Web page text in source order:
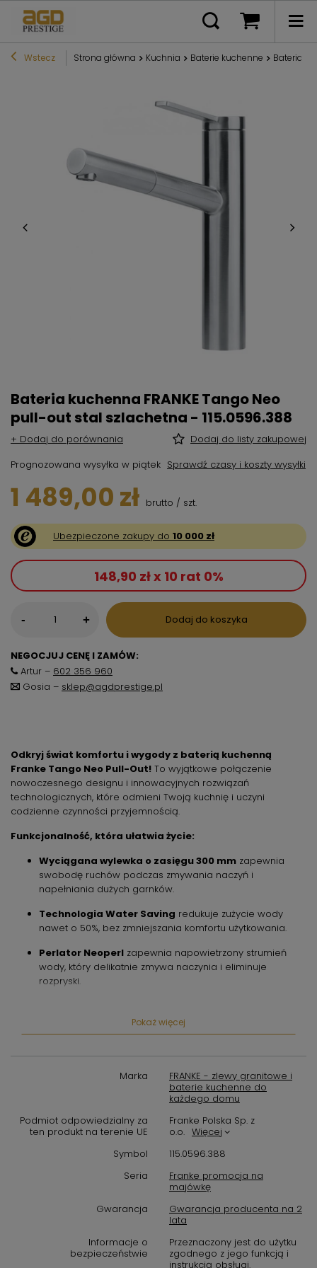
Wstecz Strona główna Kuchnia Baterie kuchenne Bateria
Bateria kuchenna FRANKE Tango Neo
pull-out stal szlachetna - 115.0596.388
+ Dodaj do porównania
Dodaj do listy zakupowej
Prognozowana wysyłka w piątek Sprawdź czasy i koszty wysyłki
1 489,00 zł brutto / szt.
Ubezpieczone zakupy do 10 000 zł
148,90 zł x 10 rat 0%
- + Dodaj do koszyka
NEGOCJUJ CENĘ I ZAMÓW:
Artur – 602 356 960
Gosia – sklep@agdprestige.pl
Odkryj świat komfortu i wygody z baterią kuchenną
Franke Tango Neo Pull-Out! To wyjątkowe połączenie
nowoczesnego designu i innowacyjnych rozwiązań
technologicznych, które odmieni Twoją kuchnię i uczyni
codzienne czynności przyjemnością.
Funkcjonalność, która ułatwia życie:
Wyciągana wylewka o zasięgu 300 mm zapewnia
swobodę ruchów podczas zmywania naczyń i
napełniania dużych garnków.
Technologia Water Saving redukuje zużycie wody
nawet o 50%, bez zmniejszania komfortu użytkowania.
Perlator Neoperl zapewnia napowietrzony strumień
wody, który delikatnie zmywa naczynia i eliminuje
rozpryski.
temperatury i przepływu wody,a także wysoką
odporność na zużycie,co zapewnia długoletnią
za pomocą gwintowanego mocowania
pozwala na bezproblemową instalację baterii bez
potrzeby używania specjalistycznych narzędzi.
Łatwe czyszczenie dzięki gładkiej powierzchni ze stali
nierdzewnej sprawia,
że bateria zawsze wygląda
Design baterii Franke, który zachwyca
Prezentowana bateria kuchenna Franke Tango Neo Pull-Out to
ale również elegancki wygląd,
doskonale wpasuje się w aranżację każdej kuchni.
Ponadczasowy design ze stali nierdzewnej nadaje baterii
nowoczesnego charakteru i sprawia,że staje się ona
Pokaż więcej
Marka
FRANKE - zlewy granitowe i
baterie kuchenne do
każdego domu
Podmiot odpowiedzialny za
ten produkt na terenie UE
Franke Polska Sp. z
o.o. Więcej
Symbol
115.0596.388
Seria
Franke promocja na
majówkę
Gwarancja
Gwarancja producenta na 2
lata
Informacje o
bezpieczeństwie
Przeznaczony jest do użytku
zgodnego z jego funkcją i
instrukcją obsługi.